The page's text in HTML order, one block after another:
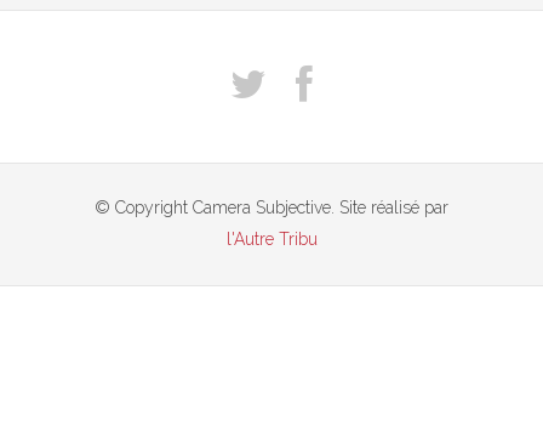
© Copyright Camera Subjective. Site réalisé par
l'Autre Tribu